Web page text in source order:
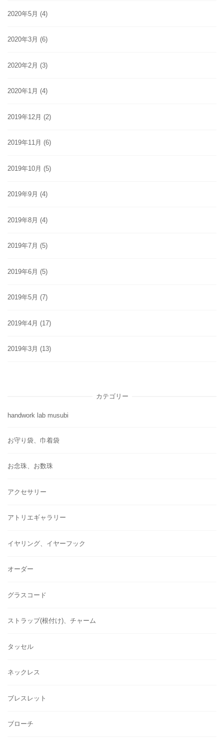
2020年5月 (4)
2020年3月 (6)
2020年2月 (3)
2020年1月 (4)
2019年12月 (2)
2019年11月 (6)
2019年10月 (5)
2019年9月 (4)
2019年8月 (4)
2019年7月 (5)
2019年6月 (5)
2019年5月 (7)
2019年4月 (17)
2019年3月 (13)
カテゴリー
handwork lab musubi
お守り袋、巾着袋
お念珠、お数珠
アクセサリー
アトリエギャラリー
イヤリング、イヤーフック
オーダー
グラスコード
ストラップ(根付け)、チャーム
タッセル
ネックレス
ブレスレット
ブローチ